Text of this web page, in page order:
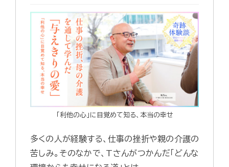
「利他の心」に目覚めて知る、本当の幸せ
多くの人が経験する、仕事の挫折や親の介護の
苦しみ。そのなかで、Tさんがつかんだ「どんな